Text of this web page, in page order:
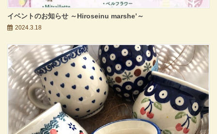
イベントのお知らせ ～Hiroseinu marshe’～
2024.3.18